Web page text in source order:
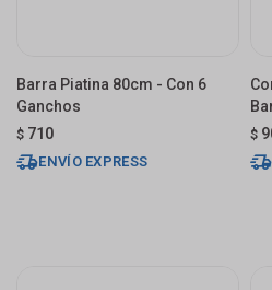
Barra Piatina 80cm - Con 6
Ganchos
$ 710
ENVÍO EXPRESS
$